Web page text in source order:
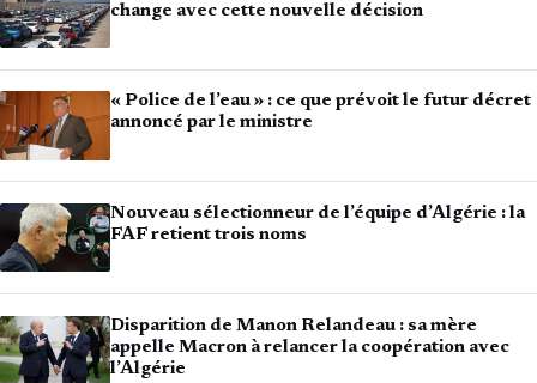
change avec cette nouvelle décision
« Police de l’eau » : ce que prévoit le futur décret
annoncé par le ministre
Nouveau sélectionneur de l’équipe d’Algérie : la
FAF retient trois noms
Disparition de Manon Relandeau : sa mère
appelle Macron à relancer la coopération avec
l’Algérie